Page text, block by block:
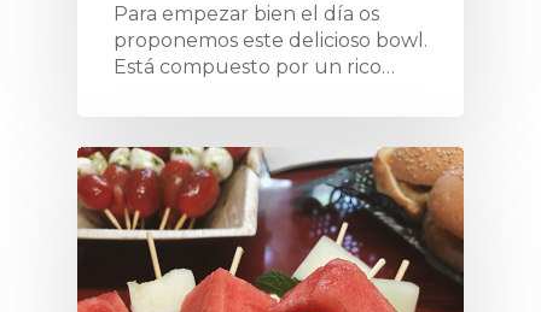
Para empezar bien el día os
proponemos este delicioso bowl.
Está compuesto por un rico…